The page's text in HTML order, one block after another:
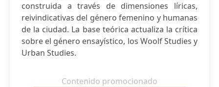
construida a través de dimensiones líricas,
reivindicativas del género femenino y humanas
de la ciudad. La base teórica actualiza la crítica
sobre el género ensayístico, los Woolf Studies y
Urban Studies.
Contenido promocionado